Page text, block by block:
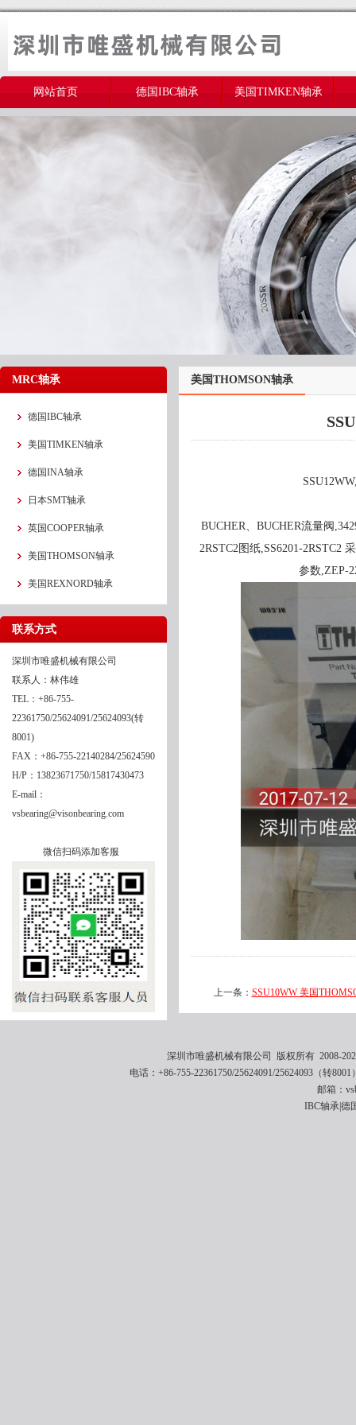
网站首页 德国IBC轴承 美国TIMKEN轴承
美国THOMSON轴承
MRC轴承
德国IBC轴承
美国TIMKEN轴承
德国INA轴承
日本SMT轴承
英国COOPER轴承
美国THOMSON轴承
美国REXNORD轴承
联系方式
深圳市唯盛机械有限公司
联系人：林伟雄
TEL：+86-755-
22361750/25624091/25624093(转
8001)
FAX：+86-755-22140284/25624590
H/P：13823671750/15817430473
E-mail：
vsbearing@visonbearing.com
微信扫码添加客服
美国THOMSON轴承
BUCHER、BUCHER流量阀
2RSTC2图纸,SS6201-2RSTC2
参数,ZEP-
上一条： SSU10WW 美国
深圳市唯盛机械有限公司 版权所有 2008-
电话：+86-755-22361750/25624091/25624093（转
邮箱：
IBC轴承|德